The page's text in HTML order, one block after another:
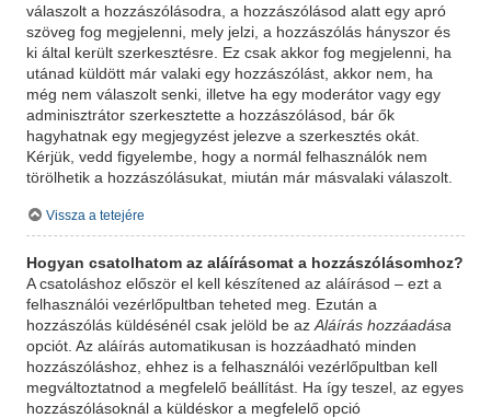
válaszolt a hozzászólásodra, a hozzászólásod alatt egy apró
szöveg fog megjelenni, mely jelzi, a hozzászólás hányszor és
ki által került szerkesztésre. Ez csak akkor fog megjelenni, ha
utánad küldött már valaki egy hozzászólást, akkor nem, ha
még nem válaszolt senki, illetve ha egy moderátor vagy egy
adminisztrátor szerkesztette a hozzászólásod, bár ők
hagyhatnak egy megjegyzést jelezve a szerkesztés okát.
Kérjük, vedd figyelembe, hogy a normál felhasználók nem
törölhetik a hozzászólásukat, miután már másvalaki válaszolt.
Vissza a tetejére
Hogyan csatolhatom az aláírásomat a hozzászólásomhoz?
A csatoláshoz először el kell készítened az aláírásod – ezt a
felhasználói vezérlőpultban teheted meg. Ezután a
hozzászólás küldésénél csak jelöld be azAláírás hozzáadása
opciót. Az aláírás automatikusan is hozzáadható minden
hozzászóláshoz, ehhez is a felhasználói vezérlőpultban kell
megváltoztatnod a megfelelő beállítást. Ha így teszel, az egyes
hozzászólásoknál a küldéskor a megfelelő opció